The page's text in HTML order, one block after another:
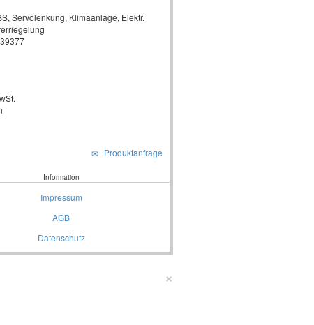
Servolenkung, Klimaanlage, Elektr.
Produktanfrage
Information
Impressum
AGB
Datenschutz
×